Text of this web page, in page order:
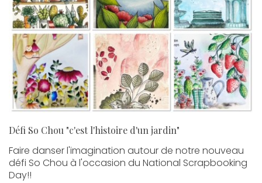
Défi So Chou "c'est l'histoire d'un jardin"
Faire danser l'imagination autour de notre nouveau
défi So Chou à l'occasion du National Scrapbooking
Day!!